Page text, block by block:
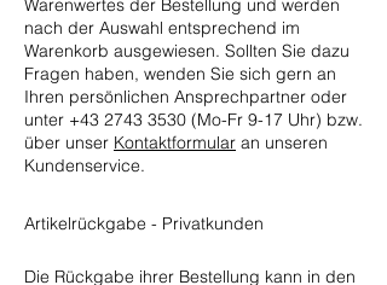
Warenwertes der Bestellung und werden
nach der Auswahl entsprechend im
Warenkorb ausgewiesen. Sollten Sie dazu
Fragen haben, wenden Sie sich gern an
Ihren persönlichen Ansprechpartner oder
unter +43 2743 3530 (Mo-Fr 9-17 Uhr) bzw.
über unser Kontaktformular an unseren
Kundenservice.
Artikelrückgabe - Privatkunden
Die Rückgabe ihrer Bestellung kann in den